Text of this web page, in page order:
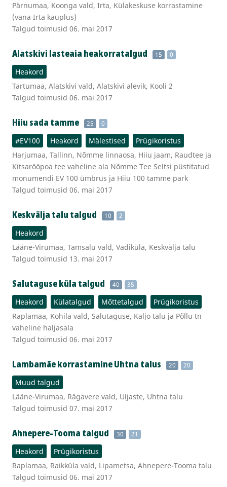
Pärnumaa, Koonga vald, Irta, Külakeskuse korrastamine
(vana Irta kauplus)
Talgud toimusid 06. mai 2017
Alatskivi lasteaia heakorratalgud 15 0
Heakord
Tartumaa, Alatskivi vald, Alatskivi alevik, Kooli 2
Talgud toimusid 06. mai 2017
Hiiu sada tamme 25 0
#EV100 Heakord Mälestised
Prügikoristus
Harjumaa, Tallinn, Nõmme linnaosa, Hiiu jaam, Raudtee ja
Kitsarööpoa tee vaheline ala Nõmme Tee Seltsi püstitatud
monumendi EV 100 ümbrus ja Hiiu 100 tamme park
Talgud toimusid 06. mai 2017
Keskvälja talu talgud 10 2
Heakord
Lääne-Virumaa, Tamsalu vald, Vadiküla, Keskvälja talu
Talgud toimusid 13. mai 2017
Salutaguse küla talgud 40 35
Heakord Külatalgud Mõttetalgud
Prügikoristus
Raplamaa, Kohila vald, Salutaguse, Kaljo talu ja Põllu tn
vaheline haljasala
Talgud toimusid 06. mai 2017
Lambamäe korrastamine Uhtna talus 20 20
Muud talgud
Lääne-Virumaa, Rägavere vald, Uljaste, Uhtna talu
Talgud toimusid 07. mai 2017
Ahnepere-Tooma talgud 30 21
Heakord
Prügikoristus
Raplamaa, Raikküla vald, Lipametsa, Ahnepere-Tooma talu
Talgud toimusid 06. mai 2017